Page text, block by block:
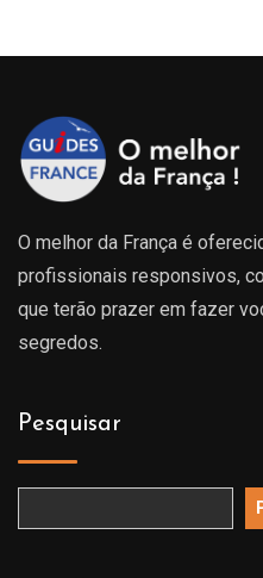
O melhor da França é
profissionais responsivos,
que terão prazer em fazer
segredos.
Pesquisar